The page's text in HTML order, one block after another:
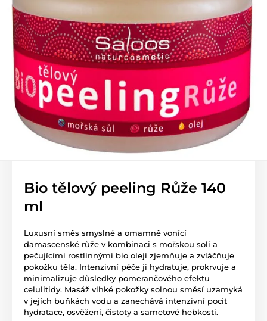
Bio tělový peeling Růže 140
ml
Luxusní směs smyslné a omamně vonící
damascenské růže v kombinaci s mořskou solí a
pečujícími rostlinnými bio oleji zjemňuje a zvláčňuje
pokožku těla. Intenzivní péče ji hydratuje, prokrvuje a
minimalizuje důsledky pomerančového efektu
celulitidy. Masáž vlhké pokožky solnou směsí uzamyká
v jejích buňkách vodu a zanechává intenzivní pocit
hydratace, osvěžení, čistoty a sametové hebkosti.